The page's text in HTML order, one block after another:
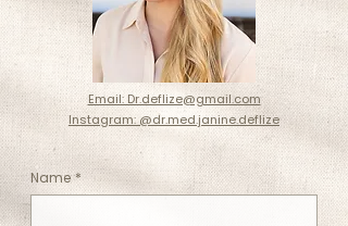
Email: Dr.deflize@gmail.com
Instagram: @dr.med.janine.deflize
Name *